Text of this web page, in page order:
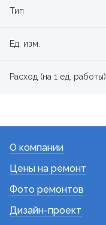
Тип
Ед. изм.
Расход (на 1 ед. работы)
О компании
Цены на ремонт
Фото ремонтов
Дизайн-проект